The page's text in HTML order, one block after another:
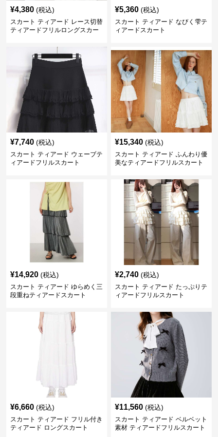
¥4,380 (税込)
スカート ティアード レース切替
ティアードフリルロングスカー
¥5,360 (税込)
スカート ティアード なびく雫テ
ィアードスカート
¥7,740 (税込)
スカート ティアード ウェーブテ
ィアードフリルスカート
¥15,340 (税込)
スカート ティアード ふんわり優
美なティアードフリルスカート
¥14,920 (税込)
スカート ティアード ゆらめく三
段重ねティアードスカート
¥2,740 (税込)
スカート ティアード たっぷりテ
ィアードフリルスカート
¥6,660 (税込)
スカート ティアード フリル付き
ティアード ロングスカート
¥11,560 (税込)
スカート ティアード ベルベット
素材 ティアードフリルスカート